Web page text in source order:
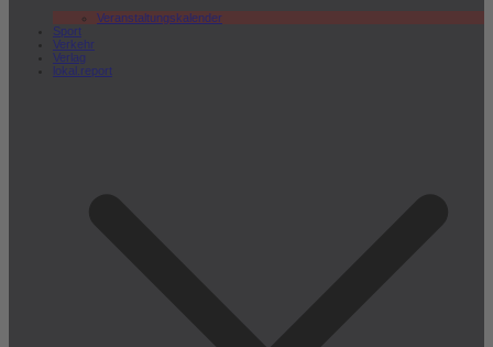
Veranstaltungskalender
Sport
Verkehr
Verlag
lokal.report